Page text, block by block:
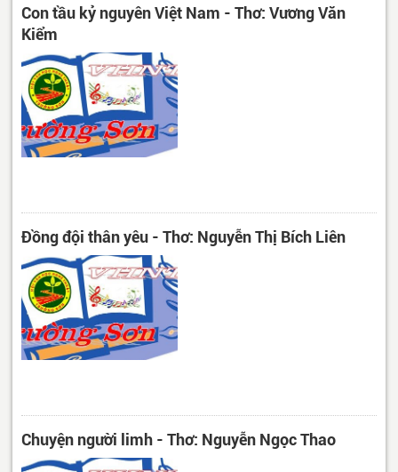
Con tầu kỷ nguyên Việt Nam - Thơ: Vương Văn
Kiểm
Đồng đội thân yêu - Thơ: Nguyễn Thị Bích Liên
Chuyện người limh - Thơ: Nguyễn Ngọc Thao